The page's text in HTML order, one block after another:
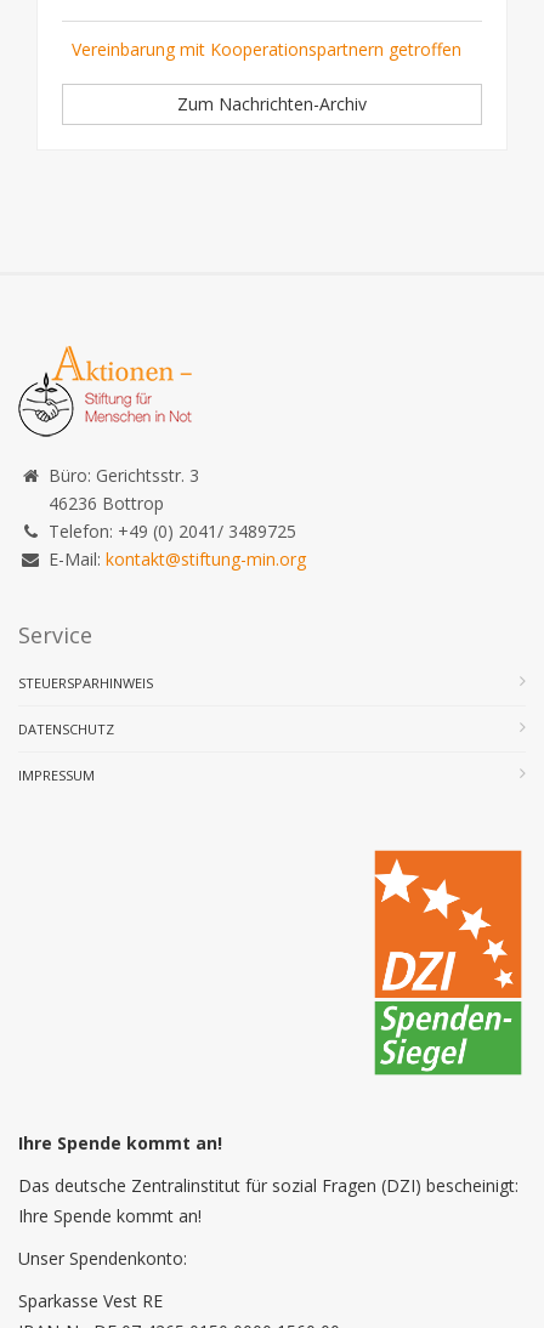
Vereinbarung mit Kooperationspartnern getroffen
Zum Nachrichten-Archiv
Büro: Gerichtsstr. 3
46236 Bottrop
Telefon: +49 (0) 2041/ 3489725
E-Mail: kontakt@stiftung-min.org
Service
STEUERSPARHINWEIS
DATENSCHUTZ
IMPRESSUM
Ihre Spende kommt an!
Das deutsche Zentralinstitut für sozial Fragen (DZI) bescheinigt:
Ihre Spende kommt an!
Unser Spendenkonto:
Sparkasse Vest RE